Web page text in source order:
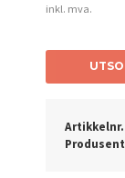
inkl. mva.